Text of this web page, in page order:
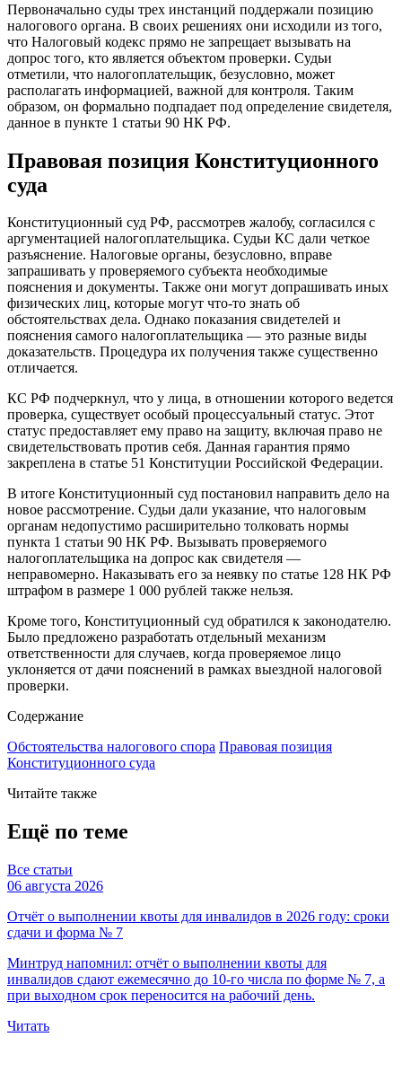
Первоначально суды трех инстанций поддержали позицию
налогового органа. В своих решениях они исходили из того,
что Налоговый кодекс прямо не запрещает вызывать на
допрос того, кто является объектом проверки. Судьи
отметили, что налогоплательщик, безусловно, может
располагать информацией, важной для контроля. Таким
образом, он формально подпадает под определение свидетеля,
данное в пункте 1 статьи 90 НК РФ.
Правовая позиция Конституционного
суда
Конституционный суд РФ, рассмотрев жалобу, согласился с
аргументацией налогоплательщика. Судьи КС дали четкое
разъяснение. Налоговые органы, безусловно, вправе
запрашивать у проверяемого субъекта необходимые
пояснения и документы. Также они могут допрашивать иных
физических лиц, которые могут что-то знать об
обстоятельствах дела. Однако показания свидетелей и
пояснения самого налогоплательщика — это разные виды
доказательств. Процедура их получения также существенно
отличается.
КС РФ подчеркнул, что у лица, в отношении которого ведется
проверка, существует особый процессуальный статус. Этот
статус предоставляет ему право на защиту, включая право не
свидетельствовать против себя. Данная гарантия прямо
закреплена в статье 51 Конституции Российской Федерации.
В итоге Конституционный суд постановил направить дело на
новое рассмотрение. Судьи дали указание, что налоговым
органам недопустимо расширительно толковать нормы
пункта 1 статьи 90 НК РФ. Вызывать проверяемого
налогоплательщика на допрос как свидетеля —
неправомерно. Наказывать его за неявку по статье 128 НК РФ
штрафом в размере 1 000 рублей также нельзя.
Кроме того, Конституционный суд обратился к законодателю.
Было предложено разработать отдельный механизм
ответственности для случаев, когда проверяемое лицо
уклоняется от дачи пояснений в рамках выездной налоговой
проверки.
Содержание
Обстоятельства налогового спора Правовая позиция
Конституционного суда
Читайте также
Ещё по теме
Все статьи
06 августа 2026
Отчёт о выполнении квоты для инвалидов в 2026 году: сроки
сдачи и форма № 7
Минтруд напомнил: отчёт о выполнении квоты для
инвалидов сдают ежемесячно до 10-го числа по форме № 7, а
при выходном срок переносится на рабочий день.
Читать